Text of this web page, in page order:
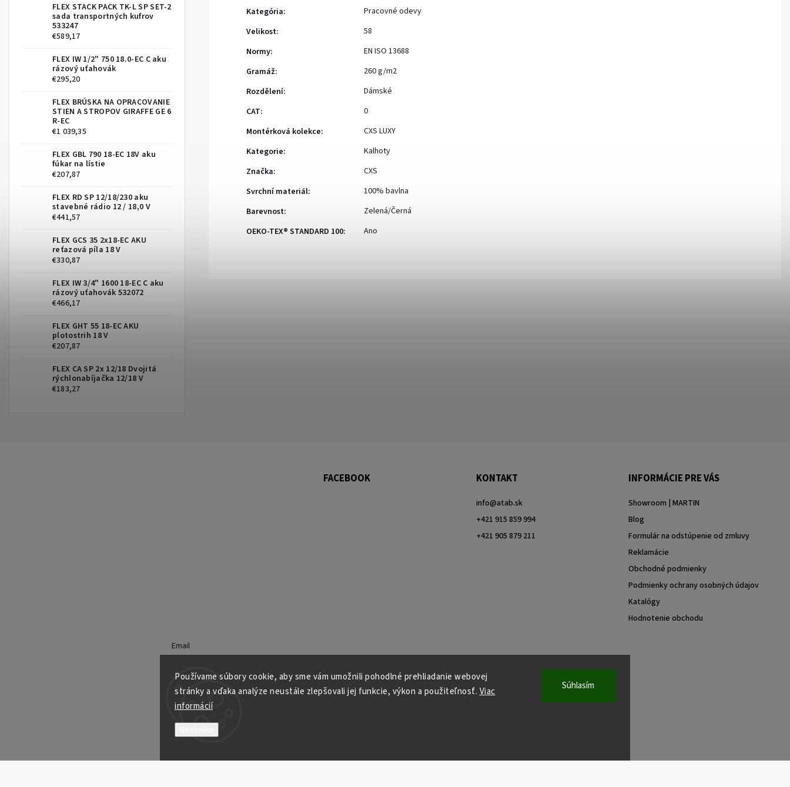
Používame súbory cookie, aby sme vám umožnili pohodlné prehliadanie webovej
stránky a vďaka analýze neustále zlepšovali jej funkcie, výkon a použiteľnosť. Viac
informácií
Súhlasím
FLEX STACK PACK TK-L SP SET-2
sada transportných kufrov
533247
€589,17
FLEX IW 1/2" 750 18.0-EC C aku
rázový uťahovák
€295,20
FLEX BRÚSKA NA OPRACOVANIE
STIEN A STROPOV GIRAFFE GE 6
R-EC
€1 039,35
FLEX GBL 790 18-EC 18V aku
fúkar na lístie
€207,87
FLEX RD SP 12/18/230 aku
stavebné rádio 12 / 18,0 V
€441,57
FLEX GCS 35 2x18-EC AKU
reťazová píla 18 V
€330,87
FLEX IW 3/4" 1600 18-EC C aku
rázový uťahovák 532072
€466,17
FLEX GHT 55 18-EC AKU
plotostrih 18 V
€207,87
FLEX CA SP 2x 12/18 Dvojitá
rýchlonabíjačka 12/18 V
€183,27
Kategória:
Pracovné odevy
Velikost:
58
Normy:
EN ISO 13688
Gramáž:
260 g/m2
Rozdělení:
Dámské
CAT:
0
Montérková kolekce:
CXS LUXY
Kategorie:
Kalhoty
Značka:
CXS
Svrchní materiál:
100% bavlna
Barevnost:
Zelená/Černá
OEKO-TEX® STANDARD 100: Ano
FACEBOOK KONTAKT
info@atab.sk
+421 915 859 994
+421 905 879 211
INFORMÁCIE PRE VÁS
Showroom | MARTIN
Blog
Formulár na odstúpenie od zmluvy
Reklamácie
Obchodné podmienky
Podmienky ochrany osobných údajov
Katalógy
Hodnotenie obchodu
Email
Vložením e-mailu súhlasíte s
podmienkami ochrany osobných údajov